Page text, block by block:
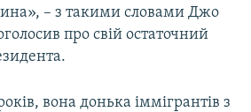
– з такими словами Джо
про свій остаточний
вона донька іммігрантів з